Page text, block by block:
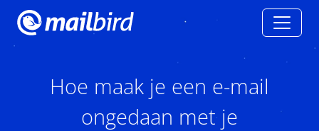
Hoe maak je een e-mail
ongedaan met je